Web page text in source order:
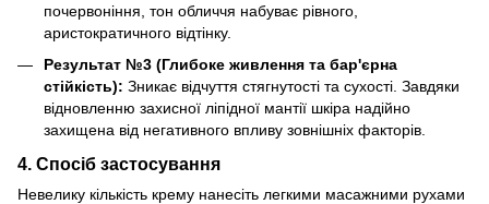
почервоніння, тон обличчя набуває рівного,
аристократичного відтінку.
Результат №3 (Глибоке живлення та бар'єрна
стійкість): Зникає відчуття стягнутості та сухості. Завдяки
відновленню захисної ліпідної мантії шкіра надійно
захищена від негативного впливу зовнішніх факторів.
4. Спосіб застосування
Невелику кількість крему нанесіть легкими масажними рухами